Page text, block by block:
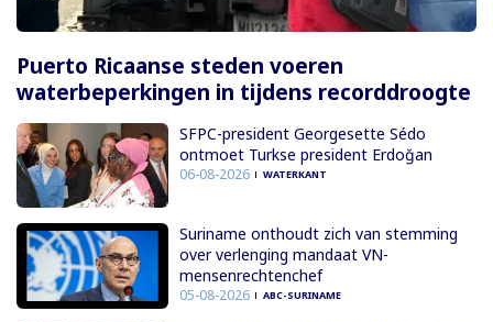
Puerto Ricaanse steden voeren
waterbeperkingen in tijdens recorddroogte
SFPC-president Georgesette Sédo
ontmoet Turkse president Erdoğan
06-08-2026 WATERKANT
Suriname onthoudt zich van stemming
over verlenging mandaat VN-
mensenrechtenchef
05-08-2026 ABC-SURINAME